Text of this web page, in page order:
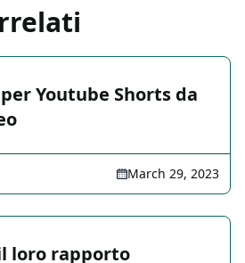
Youtube Shorts da
March 29, 2023
loro rapporto